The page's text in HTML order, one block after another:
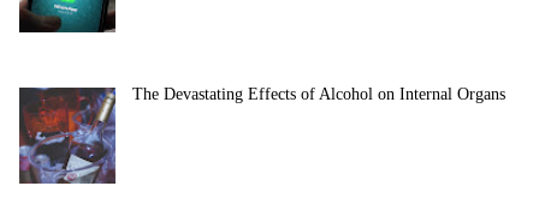
The Devastating Effects of Alcohol on Internal Organs